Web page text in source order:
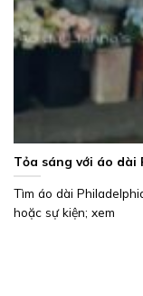
Tỏa sáng với áo dài
Tìm áo dài
hoặc sự kiện; xem